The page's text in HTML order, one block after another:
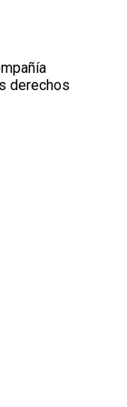
derechos